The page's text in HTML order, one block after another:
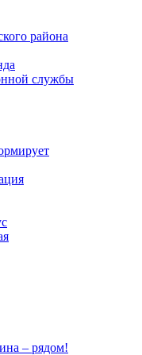
района
службы
– рядом!